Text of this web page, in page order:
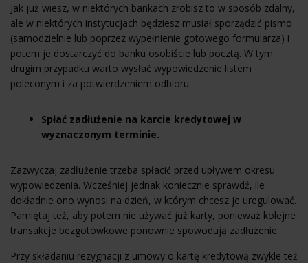
Jak już wiesz, w niektórych bankach zrobisz to w sposób zdalny,
ale w niektórych instytucjach będziesz musiał sporządzić pismo
(samodzielnie lub poprzez wypełnienie gotowego formularza) i
potem je dostarczyć do banku osobiście lub pocztą. W tym
drugim przypadku warto wysłać wypowiedzenie listem
poleconym i za potwierdzeniem odbioru.
Spłać zadłużenie na karcie kredytowej w
wyznaczonym terminie.
Zazwyczaj zadłużenie trzeba spłacić przed upływem okresu
wypowiedzenia. Wcześniej jednak koniecznie sprawdź, ile
dokładnie ono wynosi na dzień, w którym chcesz je uregulować.
Pamiętaj też, aby potem nie używać już karty, ponieważ kolejne
transakcje bezgotówkowe ponownie spowodują zadłużenie.
Przy składaniu rezygnacji z umowy o kartę kredytową zwykle też